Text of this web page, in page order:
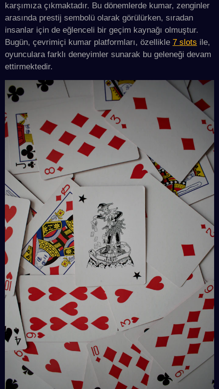
karşımıza çıkmaktadır. Bu dönemlerde kumar, zenginler
arasında prestij sembolü olarak görülürken, sıradan
insanlar için de eğlenceli bir geçim kaynağı olmuştur.
Bugün, çevrimiçi kumar platformları, özellikle 7 slots ile,
oyunculara farklı deneyimler sunarak bu geleneği devam
ettirmektedir.